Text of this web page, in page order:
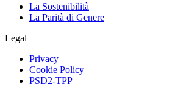
La Sostenibilità
La Parità di Genere
Legal
Privacy
Cookie Policy
PSD2-TPP